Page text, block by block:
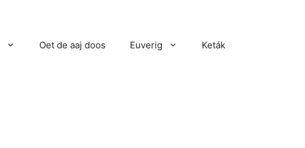
Oet de aaj doos Euverig Keták